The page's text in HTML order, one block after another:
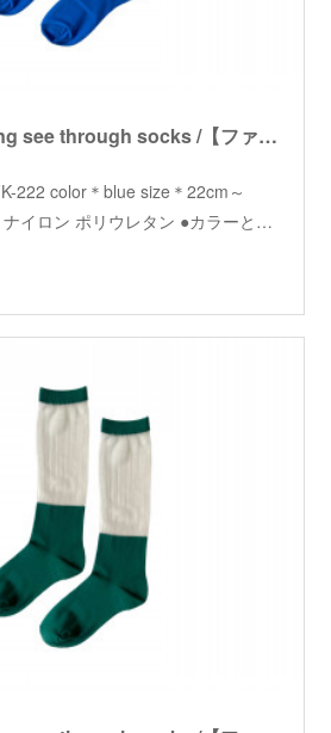
【fakui】switching see through socks /【ファクイ】スイッチングシースルーソックス
222 color＊blue size＊22cm～
イロン ポリウレタン ●カラーと…